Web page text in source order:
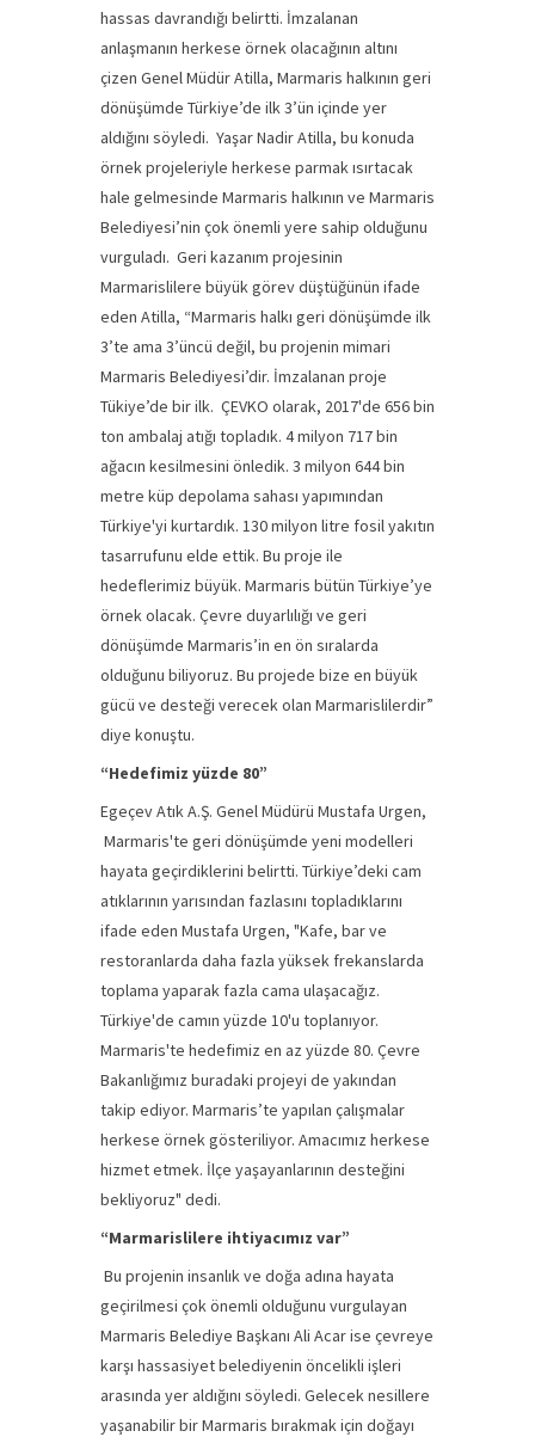
hassas davrandığı belirtti. İmzalanan
anlaşmanın herkese örnek olacağının altını
çizen Genel Müdür Atilla, Marmaris halkının geri
dönüşümde Türkiye’de ilk 3’ün içinde yer
aldığını söyledi. Yaşar Nadir Atilla, bu konuda
örnek projeleriyle herkese parmak ısırtacak
hale gelmesinde Marmaris halkının ve Marmaris
Belediyesi’nin çok önemli yere sahip olduğunu
vurguladı. Geri kazanım projesinin
Marmarislilere büyük görev düştüğünün ifade
eden Atilla, “Marmaris halkı geri dönüşümde ilk
3’te ama 3’üncü değil, bu projenin mimari
Marmaris Belediyesi’dir. İmzalanan proje
Tükiye’de bir ilk. ÇEVKO olarak, 2017'de 656 bin
ton ambalaj atığı topladık. 4 milyon 717 bin
ağacın kesilmesini önledik. 3 milyon 644 bin
metre küp depolama sahası yapımından
Türkiye'yi kurtardık. 130 milyon litre fosil yakıtın
tasarrufunu elde ettik. Bu proje ile
hedeflerimiz büyük. Marmaris bütün Türkiye’ye
örnek olacak. Çevre duyarlılığı ve geri
dönüşümde Marmaris’in en ön sıralarda
olduğunu biliyoruz. Bu projede bize en büyük
gücü ve desteği verecek olan Marmarislilerdir”
diye konuştu.
“Hedefimiz yüzde 80”
Egeçev Atık A.Ş. Genel Müdürü Mustafa Urgen,
Marmaris'te geri dönüşümde yeni modelleri
hayata geçirdiklerini belirtti. Türkiye’deki cam
atıklarının yarısından fazlasını topladıklarını
ifade eden Mustafa Urgen, "Kafe, bar ve
restoranlarda daha fazla yüksek frekanslarda
toplama yaparak fazla cama ulaşacağız.
Türkiye'de camın yüzde 10'u toplanıyor.
Marmaris'te hedefimiz en az yüzde 80. Çevre
Bakanlığımız buradaki projeyi de yakından
takip ediyor. Marmaris’te yapılan çalışmalar
herkese örnek gösteriliyor. Amacımız herkese
hizmet etmek. İlçe yaşayanlarının desteğini
bekliyoruz" dedi.
“Marmarislilere ihtiyacımız var”
Bu projenin insanlık ve doğa adına hayata
geçirilmesi çok önemli olduğunu vurgulayan
Marmaris Belediye Başkanı Ali Acar ise çevreye
karşı hassasiyet belediyenin öncelikli işleri
arasında yer aldığını söyledi. Gelecek nesillere
yaşanabilir bir Marmaris bırakmak için doğayı